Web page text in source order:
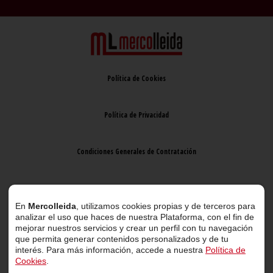
Política de Cookies
Política de Privacidad
Condiciones Generales de Contratación
En Mercolleida , utilizamos cookies propias y de terceros para
analizar el uso que haces de nuestra Plataforma, con el fin de
mejorar nuestros servicios y crear un perfil con tu navegación
que permita generar contenidos personalizados y de tu
interés. Para más información, accede a nuestra Política de
Cookies